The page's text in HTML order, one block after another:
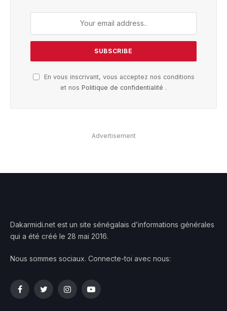
En vous inscrivant, vous acceptez nos conditions
et nos Politique de confidentialité .
Advertisement
Dakarmidi.net est un site sénégalais d’informations générales
qui a été créé le 28 mai 2016.
Nous sommes sociaux. Connecte-toi avec nous:
FacebookTwitterInstagramYouTube